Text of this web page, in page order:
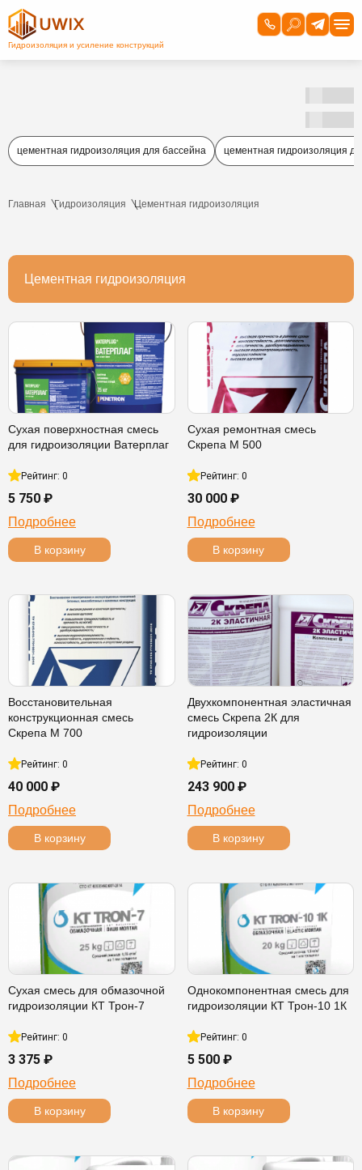
цементная гидроизоляция для бассейна цементная гидроизоляция
Главная Гидроизоляция Цементная гидроизоляция
Цементная гидроизоляция
Сухая поверхностная смесь
для гидроизоляции Ватерплаг
Рейтинг: 0
5 750 ₽
Подробнее
В корзину
Сухая ремонтная смесь
Скрепа М 500
Рейтинг: 0
30 000 ₽
Подробнее
В корзину
Восстановительная
конструкционная смесь
Скрепа М 700
Рейтинг: 0
40 000 ₽
Подробнее
В корзину
Двухкомпонентная эластичная
смесь Скрепа 2К для
гидроизоляции
Рейтинг: 0
243 900 ₽
Подробнее
В корзину
Сухая смесь для обмазочной
гидроизоляции КТ Трон-7
Рейтинг: 0
3 375 ₽
Подробнее
В корзину
Однокомпонентная смесь для
гидроизоляции КТ Трон-10 1К
Рейтинг: 0
5 500 ₽
Подробнее
В корзину